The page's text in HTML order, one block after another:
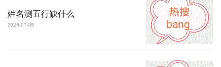
姓名测五行缺什么
2026-07-05